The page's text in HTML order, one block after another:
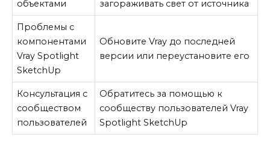
объектами
загораживать свет от источника
Проблемы с
компонентами
Vray Spotlight
SketchUp
Обновите Vray до последней
версии или переустановите его
Консультация с
сообществом
пользователей
Обратитесь за помощью к
сообществу пользователей Vray
Spotlight SketchUp